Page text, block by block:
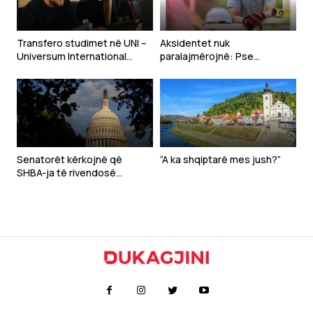
Transfero studimet në UNI –
Universum International
Arizona State University,
universiteti publik më i madh
në SHBA
Aksidentet nuk
paralajmërojnë: Pse
sigurojnë punëtorët
Senatorët kërkojnë që
SHBA-ja të rivendosë
“A ka shqiptarë mes jush?”